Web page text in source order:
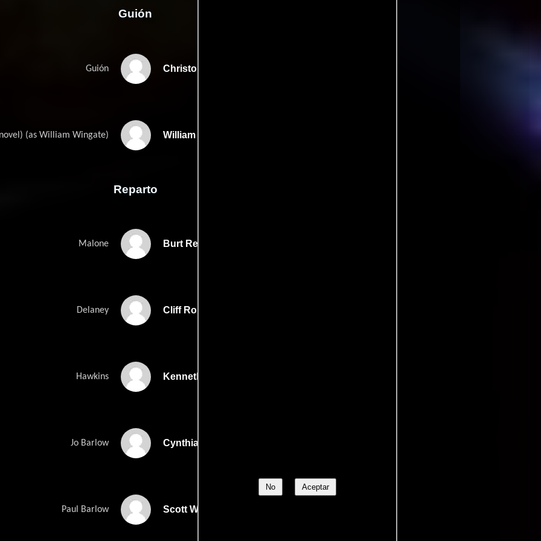
No Aceptar
Guión
Guión Christopher Franks
(as William Wingate) William P. Wingates
Reparto
Malone Burt Reynolds
Delaney Cliff Robertson
Hawkins Kenneth McMillan
Jo Barlow Cynthia Gibb
Paul Barlow Scott Wilson